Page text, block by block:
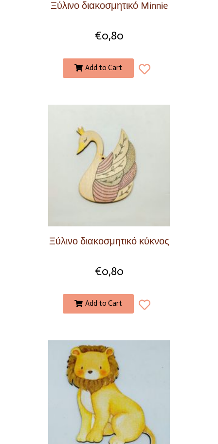
Ξύλινο διακοσμητικό Minnie
€0,80
Add to Cart
Ξύλινο διακοσμητικό κύκνος
€0,80
Add to Cart